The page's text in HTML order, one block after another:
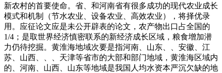
新农村的首要使命。省、和河南省有很多成功的现代农业成长
模式和机制（节水农业、设备农业、高效农业），将择优录
用。应征论文应是未公开辟表的论文，农产物出口占全国的
1/4；是取世界经济慎密联系的新经济成长区域，粮食增加潜
力仍待挖掘。黄淮海地域次要是指河南、山东、、安徽、江
苏、山西、、、天津等省市的大部和部门地域，黄淮海区域内
的、河南、山西、山东等地域是我国人均水资本严沉欠缺的地